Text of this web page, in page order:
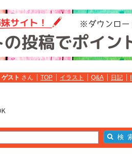
ゲスト さん TOP イラスト Q&A 日記